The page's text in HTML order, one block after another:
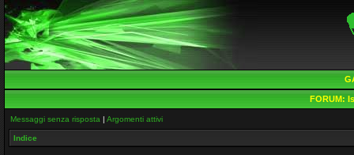
FORUM:
Messaggi senza risposta | Argomenti attivi
Indice